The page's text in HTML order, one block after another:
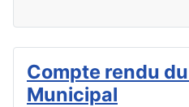
Compte rendu
Municipal